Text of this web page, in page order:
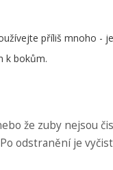
příliš mnoho -
k bokům.
že zuby nejsou
odstranění je